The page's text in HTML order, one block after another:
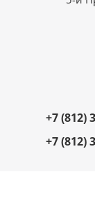
+7 (812)
+7 (812)